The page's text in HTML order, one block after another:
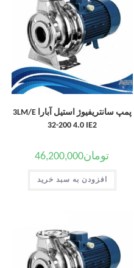
پمپ سانتریفیوژ استیل آبارا 3LM/E
32-200 4.0 IE2
تومان46,200,000
افزودن به سبد خرید